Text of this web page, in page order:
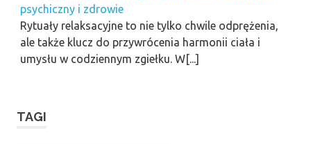
psychiczny i zdrowie
Rytuały relaksacyjne to nie tylko chwile odprężenia,
ale także klucz do przywrócenia harmonii ciała i
umysłu w codziennym zgiełku. W[...]
TAGI